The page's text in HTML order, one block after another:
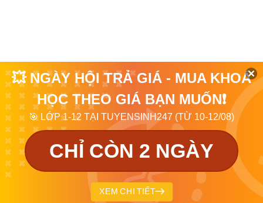
💥 NGÀY HỘI TRẢ GIÁ - MUA KHOÁ
HỌC THEO GIÁ BẠN MUỐN❗
🎯 LỚP 1-12 TẠI TUYENSINH247 (TỪ 10-12/08)
CHỈ CÒN 2 NGÀY
XEM CHI TIẾT